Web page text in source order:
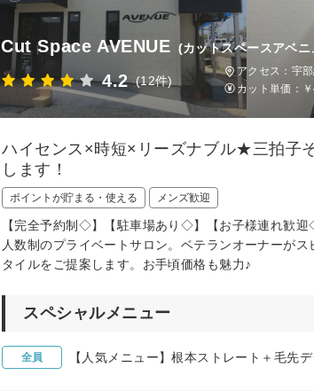
Cut Space AVENUE (カットスペースアベニ
4.2 (12件)
アクセス：宇
カット単価：
ハイセンス×時短×リーズナブル★三拍子
します！
ポイントが貯まる・使える メンズ歓迎
【完全予約制◇】【駐車場あり◇】【お子様連れ歓
人数制のプライベートサロン。ベテランオーナーが
タイルをご提案します。お手頃価格も魅力♪
スペシャルメニュー
全員 【人気メニュー】根本ストレート＋毛先